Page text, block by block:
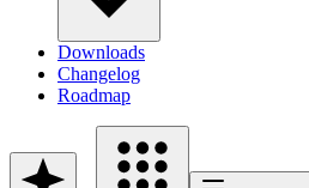
Downloads
Changelog
Roadmap